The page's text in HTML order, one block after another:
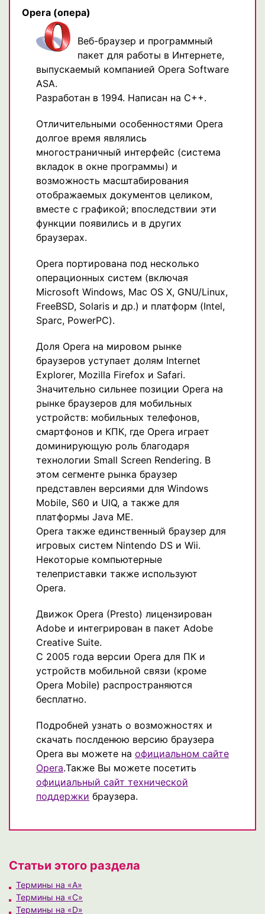
Opera (опера)
Веб-браузер и программный
пакет для работы в Интернете,
выпускаемый компанией Opera Software
ASA.
Разработан в 1994. Написан на C++.
Отличительными особенностями Opera
долгое время являлись
многостраничный интерфейс (система
вкладок в окне программы) и
возможность масштабирования
отображаемых документов целиком,
вместе с графикой; впоследствии эти
функции появились и в других
браузерах.
Opera портирована под несколько
операционных систем (включая
Microsoft Windows, Mac OS X, GNU/Linux,
FreeBSD, Solaris и др.) и платформ (Intel,
Sparc, PowerPC).
Доля Opera на мировом рынке
браузеров уступает долям Internet
Explorer, Mozilla Firefox и Safari.
Значительно сильнее позиции Opera на
рынке браузеров для мобильных
устройств: мобильных телефонов,
смартфонов и КПК, где Opera играет
доминирующую роль благодаря
технологии Small Screen Rendering. В
этом сегменте рынка браузер
представлен версиями для Windows
Mobile, S60 и UIQ, а также для
платформы Java ME.
Opera также единственный браузер для
игровых систем Nintendo DS и Wii.
Некоторые компьютерные
телеприставки также используют
Opera.
Движок Opera (Presto) лицензирован
Adobe и интегрирован в пакет Adobe
Creative Suite.
С 2005 года версии Opera для ПК и
устройств мобильной связи (кроме
Opera Mobile) распространяются
бесплатно.
Подробней узнать о возможностях и
скачать послденюю версию браузера
Opera вы можете на официальном сайте
Opera.Также Вы можете посетить
официальный сайт технической
поддержки браузера.
Статьи этого раздела
Термины на «A»
Термины на «C»
Термины на «D»